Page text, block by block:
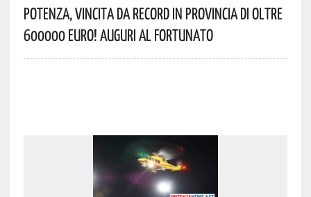
Potenza, Vincita Da Record In Provincia Di Oltre
600000 Euro! Auguri Al Fortunato